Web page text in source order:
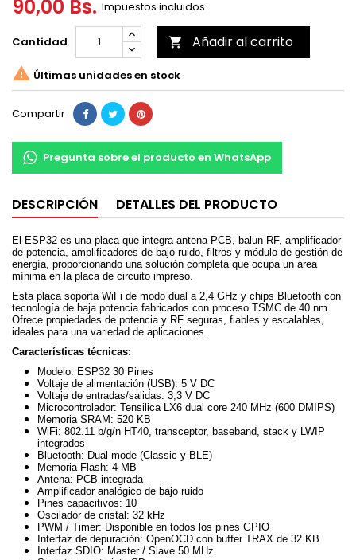
90,00 Bs. Impuestos incluidos
Cantidad  Añadir al carrito
 Últimas unidades en stock
Compartir
Pregunta sobre el producto en WhatsApp
DESCRIPCIÓN DETALLES DEL PRODUCTO
El ESP32 es una placa que integra antena PCB, balun RF, amplificador
de potencia, amplificadores de bajo ruido, filtros y módulo de gestión de
energía, proporcionando una solución completa que ocupa un área
mínima en la placa de circuito impreso.
Esta placa soporta WiFi de modo dual a 2,4 GHz y chips Bluetooth con
tecnología de baja potencia fabricados con proceso TSMC de 40 nm.
Ofrece propiedades de potencia y RF seguras, fiables y escalables,
ideales para una variedad de aplicaciones.
Características técnicas:
Modelo: ESP32 30 Pines
Voltaje de alimentación (USB): 5 V DC
Voltaje de entradas/salidas: 3,3 V DC
Microcontrolador: Tensilica LX6 dual core 240 MHz (600 DMIPS)
Memoria SRAM: 520 KB
WiFi: 802.11 b/g/n HT40, transceptor, baseband, stack y LWIP
integrados
Bluetooth: Dual mode (Classic y BLE)
Memoria Flash: 4 MB
Antena: PCB integrada
Amplificador analógico de bajo ruido
Pines capacitivos: 10
Oscilador de cristal: 32 kHz
PWM / Timer: Disponible en todos los pines GPIO
Interfaz de depuración: OpenOCD con buffer TRAX de 32 KB
Interfaz SDIO: Master / Slave 50 MHz